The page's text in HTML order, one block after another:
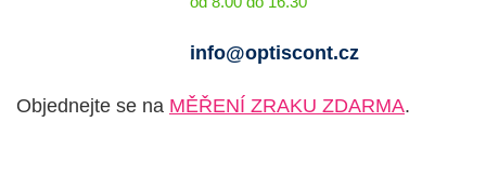
info@optiscont.cz
Objednejte se na MĚŘENÍ ZRAKU ZDARMA.